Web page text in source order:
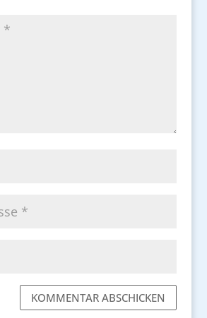
KOMMENTAR ABSCHICKEN